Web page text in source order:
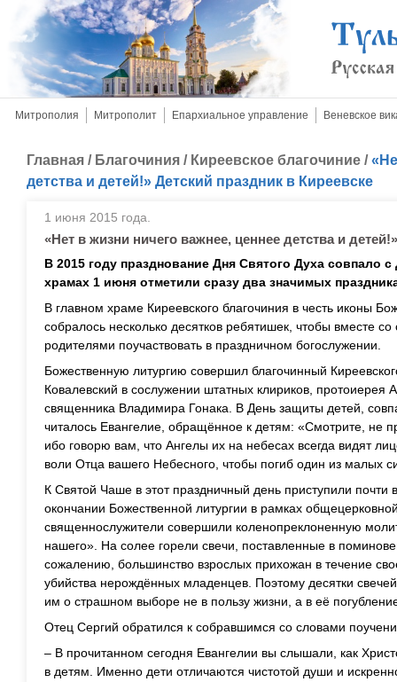
Митрополия Митрополит Епархиальное управление Веневское
Главная / Благочиния / Киреевское благочиние /
детства и детей!» Детский праздник в Киреевске
1 июня 2015 года.
«Нет в жизни ничего важнее, ценнее детства и
В 2015 году празднование Дня Святого Духа совпало
храмах 1 июня отметили сразу два значимых
В главном храме Киреевского благочиния в честь иконы
собралось несколько десятков ребятишек, чтобы вместе
родителями поучаствовать в праздничном богослужении.
Божественную литургию совершил благочинный
Ковалевский в сослужении штатных клириков, протоиерея
священника Владимира Гонака. В День защиты детей,
читалось Евангелие, обращённое к детям: «Смотрите, не
ибо говорю вам, что Ангелы их на небесах всегда видят
воли Отца вашего Небесного, чтобы погиб один из малых
К Святой Чаше в этот праздничный день приступили
окончании Божественной литургии в рамках
священнослужители совершили коленопреклоненную
нашего». На солее горели свечи, поставленные в
сожалению, большинство взрослых прихожан в течение
убийства нерождённых младенцев. Поэтому десятки
им о страшном выборе не в пользу жизни, а в её
Отец Сергий обратился к собравшимся со словами
– В прочитанном сегодня Евангелии вы слышали, как
в детям. Именно дети отличаются чистотой души и